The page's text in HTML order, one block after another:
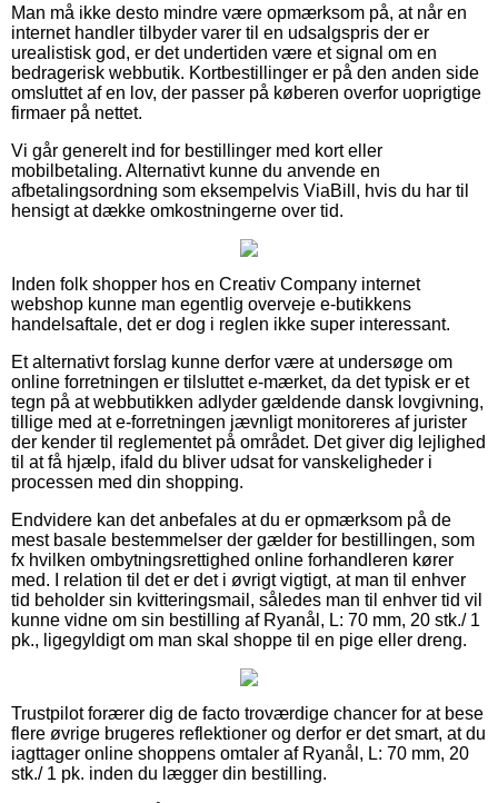
Man må ikke desto mindre være opmærksom på, at når en
internet handler tilbyder varer til en udsalgspris der er
urealistisk god, er det undertiden være et signal om en
bedragerisk webbutik. Kortbestillinger er på den anden side
omsluttet af en lov, der passer på køberen overfor uoprigtige
firmaer på nettet.
Vi går generelt ind for bestillinger med kort eller
mobilbetaling. Alternativt kunne du anvende en
afbetalingsordning som eksempelvis ViaBill, hvis du har til
hensigt at dække omkostningerne over tid.
Inden folk shopper hos en Creativ Company internet
webshop kunne man egentlig overveje e-butikkens
handelsaftale, det er dog i reglen ikke super interessant.
Et alternativt forslag kunne derfor være at undersøge om
online forretningen er tilsluttet e-mærket, da det typisk er et
tegn på at webbutikken adlyder gældende dansk lovgivning,
tillige med at e-forretningen jævnligt monitoreres af jurister
der kender til reglementet på området. Det giver dig lejlighed
til at få hjælp, ifald du bliver udsat for vanskeligheder i
processen med din shopping.
Endvidere kan det anbefales at du er opmærksom på de
mest basale bestemmelser der gælder for bestillingen, som
fx hvilken ombytningsrettighed online forhandleren kører
med. I relation til det er det i øvrigt vigtigt, at man til enhver
tid beholder sin kvitteringsmail, således man til enhver tid vil
kunne vidne om sin bestilling af Ryanål, L: 70 mm, 20 stk./ 1
pk., ligegyldigt om man skal shoppe til en pige eller dreng.
Trustpilot forærer dig de facto troværdige chancer for at bese
flere øvrige brugeres reflektioner og derfor er det smart, at du
iagttager online shoppens omtaler af Ryanål, L: 70 mm, 20
stk./ 1 pk. inden du lægger din bestilling.